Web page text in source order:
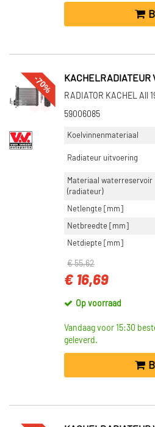
-70%
RADIATOR KACHEL All
59006085
Koelvinnenmateriaal
Radiateur uitvoering
Materiaal waterreservoir
(radiateur)
Netlengte [mm]
Netbreedte [mm]
Netdiepte [mm]
€ 55,62
€ 16,69
Op voorraad
Vandaag voor 15:30
geleverd.